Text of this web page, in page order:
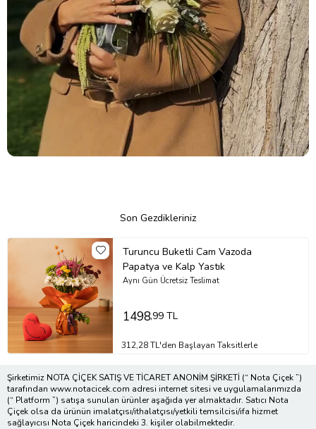
Son Gezdikleriniz
Turuncu Buketli Cam Vazoda
Papatya ve Kalp Yastık
Aynı Gün Ücretsiz Teslimat
1498,99 TL
312,28 TL'den Başlayan Taksitlerle
Şirketimiz NOTA ÇİÇEK SATIŞ VE TİCARET ANONİM ŞİRKETİ (“ Nota Çiçek ”)
tarafından www.notacicek.com adresi internet sitesi ve uygulamalarımızda
(“ Platform ”) satışa sunulan ürünler aşağıda yer almaktadır. Satıcı Nota
Çiçek olsa da ürünün imalatçısı/ithalatçısı/yetkili temsilcisi/ifa hizmet
sağlayıcısı Nota Çiçek haricindeki 3. kişiler olabilmektedir.